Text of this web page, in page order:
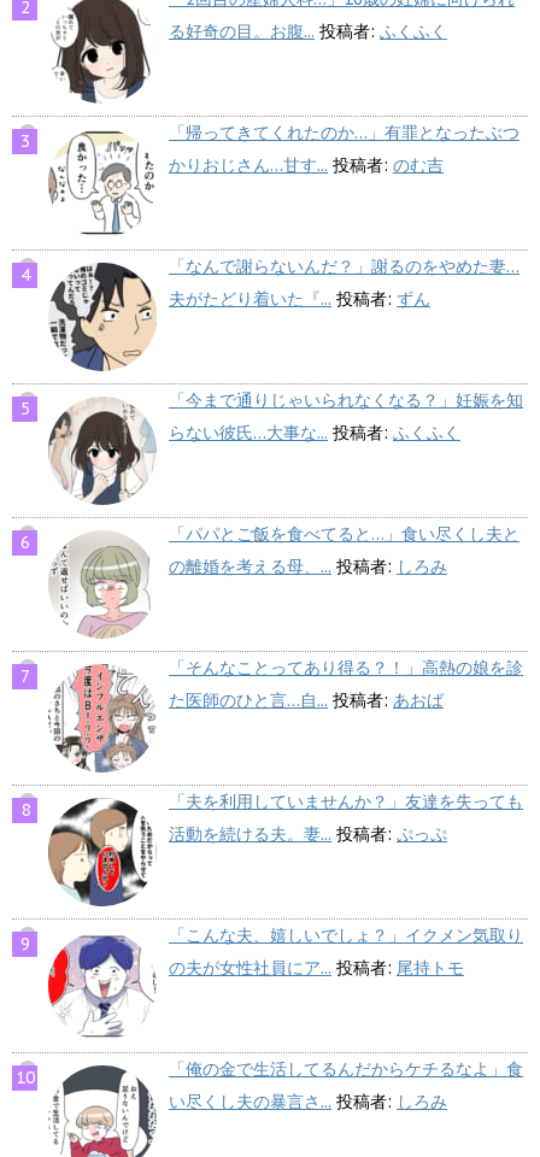
る好奇の目。お腹... 投稿者: ふくふく
「帰ってきてくれたのか…」有罪となったぶつ
かりおじさん…甘す... 投稿者: のむ吉
「なんで謝らないんだ？」謝るのをやめた妻…
夫がたどり着いた『... 投稿者: ずん
「今まで通りじゃいられなくなる？」妊娠を知
らない彼氏…大事な... 投稿者: ふくふく
「パパとご飯を食べてると…」食い尽くし夫と
の離婚を考える母、... 投稿者: しろみ
「そんなことってあり得る？！」高熱の娘を診
た医師のひと言…自... 投稿者: あおば
「夫を利用していませんか？」友達を失っても
活動を続ける夫。妻... 投稿者: ぷっぷ
「こんな夫、嬉しいでしょ？」イクメン気取り
の夫が女性社員にア... 投稿者: 尾持トモ
「俺の金で生活してるんだからケチるなよ」食
い尽くし夫の暴言さ... 投稿者: しろみ